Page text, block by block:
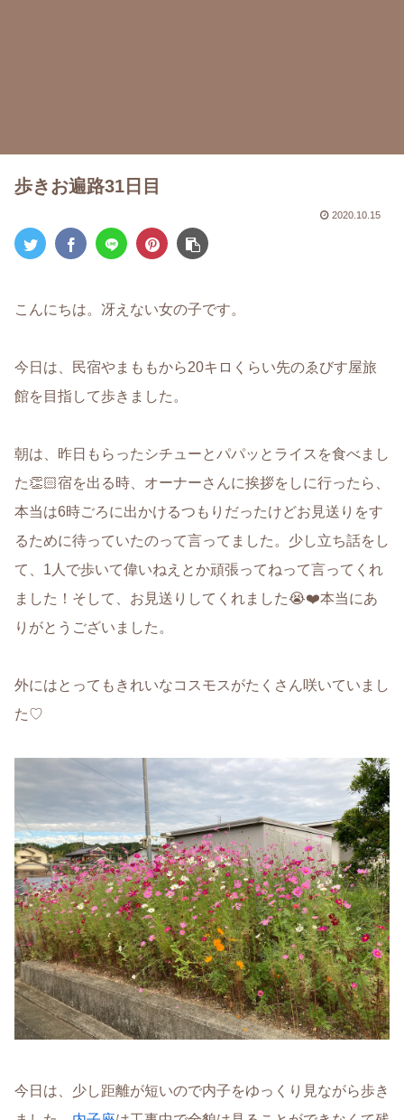
歩きお遍路31日目
2020.10.15
こんにちは。冴えない女の子です。
今日は、民宿やまももから20キロくらい先のゑびす屋旅
館を目指して歩きました。
朝は、昨日もらったシチューとパパッとライスを食べまし
た👏🏻宿を出る時、オーナーさんに挨拶をしに行ったら、
本当は6時ごろに出かけるつもりだったけどお見送りをす
るために待っていたのって言ってました。少し立ち話をし
て、1人で歩いて偉いねえとか頑張ってねって言ってくれ
ました！そして、お見送りしてくれました😭❤️本当にあ
りがとうございました。
外にはとってもきれいなコスモスがたくさん咲いていまし
た♡
今日は、少し距離が短いので内子をゆっくり見ながら歩き